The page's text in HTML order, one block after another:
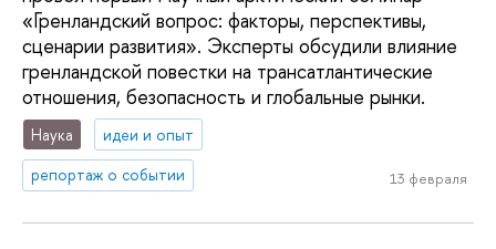
«Гренландский вопрос: факторы, перспективы,
сценарии развития». Эксперты обсудили влияние
гренландской повестки на трансатлантические
отношения, безопасность и глобальные рынки.
Наука
идеи и опыт
репортаж о событии
13 февраля